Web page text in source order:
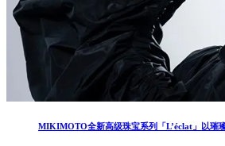
MIKIMOTO全新高级珠宝系列「L’éclat」以璀